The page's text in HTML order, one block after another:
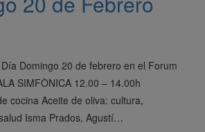
Domingo 20 de febrero en el Forum
SIMFÒNICA 12.00 – 14.00h
cocina Aceite de oliva: cultura,
Isma Prados, Agustí…